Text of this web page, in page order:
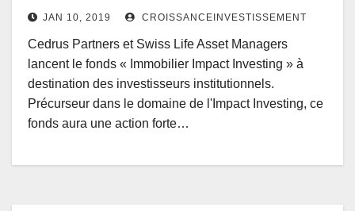
JAN 10, 2019 CROISSANCEINVESTISSEMENT
Cedrus Partners et Swiss Life Asset Managers
lancent le fonds « Immobilier Impact Investing » à
destination des investisseurs institutionnels.
Précurseur dans le domaine de l'Impact Investing, ce
fonds aura une action forte…